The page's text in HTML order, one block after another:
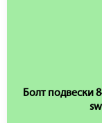
Болт подвески